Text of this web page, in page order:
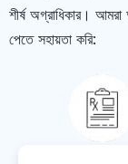
শীর্ষ অগ্রাধিকার।
পেতে সহায়তা করি: